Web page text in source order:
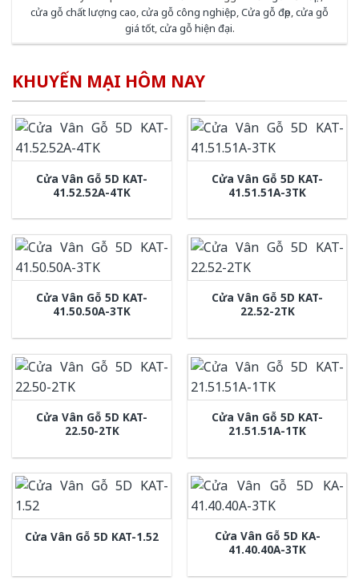
cửa gỗ chất lượng cao,cửa gỗ công nghiệp,Cửa gỗ đẹp,cửa gỗ
giá tốt,cửa gỗ hiện đại.
KHUYẾN MẠI HÔM NAY
Cửa Vân Gỗ 5D KAT-
41.52.52A-4TK
Cửa Vân Gỗ 5D KAT-
41.51.51A-3TK
Cửa Vân Gỗ 5D KAT-
41.50.50A-3TK
Cửa Vân Gỗ 5D KAT-
22.52-2TK
Cửa Vân Gỗ 5D KAT-
22.50-2TK
Cửa Vân Gỗ 5D KAT-
21.51.51A-1TK
Cửa Vân Gỗ 5D KAT-1.52
Cửa Vân Gỗ 5D KA-
41.40.40A-3TK